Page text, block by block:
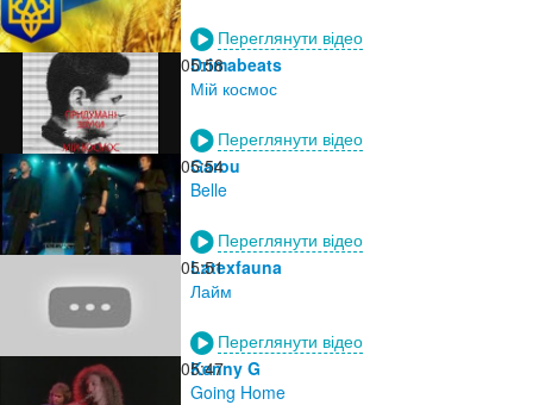
Переглянути відео
05:58
Drimabeats
Мій космос
Переглянути відео
05:54
Garou
Belle
Переглянути відео
05:51
Latexfauna
Лайм
Переглянути відео
05:47
Kenny G
Going Home